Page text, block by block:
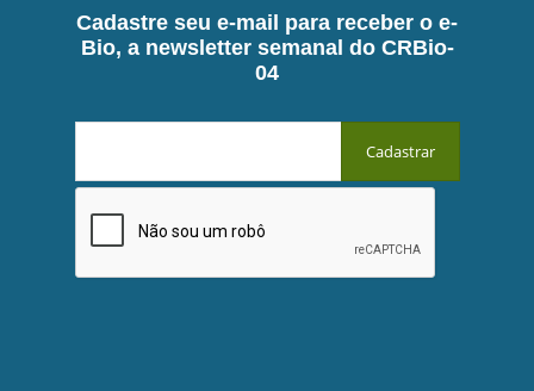
Cadastre seu e-mail para receber o e-
Bio, a newsletter semanal do CRBio-
04